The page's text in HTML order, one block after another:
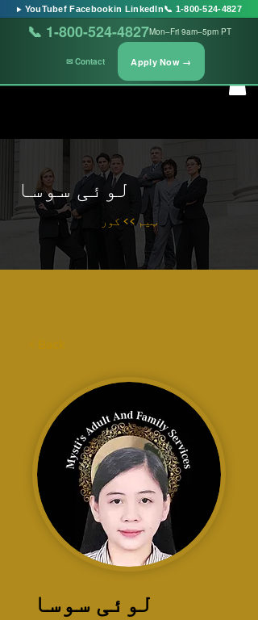
لوئی سوسا
ټیم >> کور
< Back
لوئی سوسا
▶ YouTubef Facebookin LinkedIn📞 1-800-524-4827
📞 1-800-524-4827Mon–Fri 9am–5pm PT
✉ Contact Apply Now →